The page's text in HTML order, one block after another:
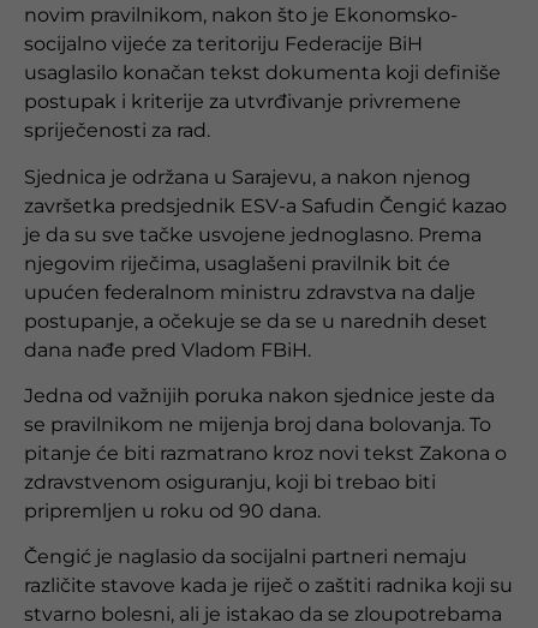
novim pravilnikom, nakon što je Ekonomsko-
socijalno vijeće za teritoriju Federacije BiH
usaglasilo konačan tekst dokumenta koji definiše
postupak i kriterije za utvrđivanje privremene
spriječenosti za rad.
Sjednica je održana u Sarajevu, a nakon njenog
završetka predsjednik ESV-a Safudin Čengić kazao
je da su sve tačke usvojene jednoglasno. Prema
njegovim riječima, usaglašeni pravilnik bit će
upućen federalnom ministru zdravstva na dalje
postupanje, a očekuje se da se u narednih deset
dana nađe pred Vladom FBiH.
Jedna od važnijih poruka nakon sjednice jeste da
se pravilnikom ne mijenja broj dana bolovanja. To
pitanje će biti razmatrano kroz novi tekst Zakona o
zdravstvenom osiguranju, koji bi trebao biti
pripremljen u roku od 90 dana.
Čengić je naglasio da socijalni partneri nemaju
različite stavove kada je riječ o zaštiti radnika koji su
stvarno bolesni, ali je istakao da se zloupotrebama